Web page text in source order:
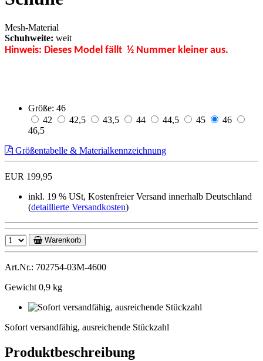
Mesh-Material
Schuhweite: weit
Hinweis: Dieses Model fällt ½ Nummer kleiner aus.
Größe: 46
42
42,5 43,5 44 44,5 45
46
46,5
Größentabelle & Materialkennzeichnung
EUR 199,95
inkl. 19 % USt, Kostenfreier Versand innerhalb Deutschland
(detaillierte Versandkosten)
Warenkorb
Art.Nr.: 702754-03M-4600
Gewicht 0,9 kg
Sofort versandfähig, ausreichende Stückzahl
Produktbeschreibung